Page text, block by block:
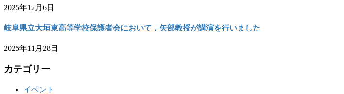
2025年12月6日
岐阜県立大垣東高等学校保護者会において，矢部教授が講演を行いました
2025年11月28日
カテゴリー
イベント